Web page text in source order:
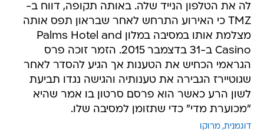
לה את הטלפון הנייד שלה. באותה תקופה, דווח ב-
TMZ כי האירוע התרחש לאחר שבראון תפס אותה
מצלמת אותו במסיבה במלון Palms Hotel and
Casino ב-31 בדצמבר 2015. הזמר זוכה פרס
הגראמי הכחיש את הטענות אך הגיע להסדר לאחר
שגוטיירז הגבירה את טענותיה והגישה נגדו תביעת
לשון הרע כאשר הוא פרסם סרטון בו אמר שהיא
"מכוערת מדי" כדי שתזומן למסיבה שלו.
דוגמנית מרוקו